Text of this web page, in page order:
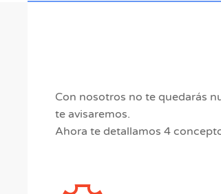
Con nosotros no te quedarás
te avisaremos.
Ahora te detallamos 4